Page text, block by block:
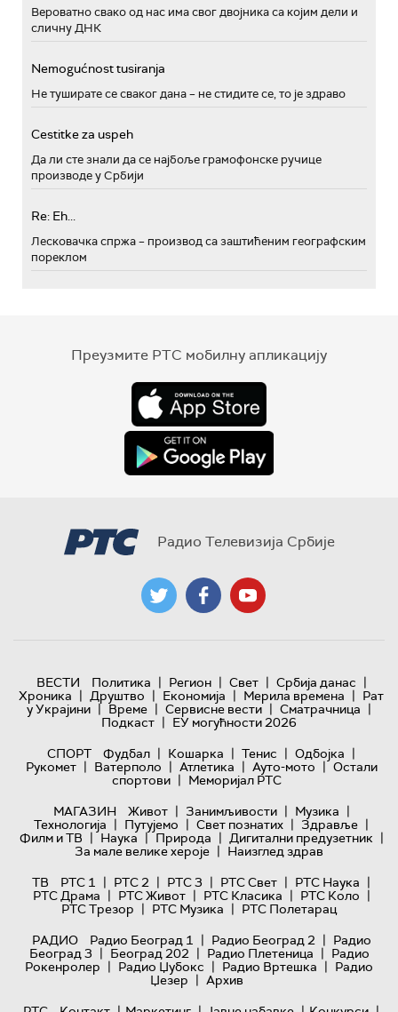
Вероватно свако од нас има свог двојника са којим дели и
сличну ДНК
Nemogućnost tusiranja
Не туширате се сваког дана – не стидите се, то је здраво
Cestitke za uspeh
Да ли сте знали да се најбоље грамофонске ручице
производе у Србији
Re: Eh...
Лесковачка спржа – производ са заштићеним географским
пореклом
Преузмите РТС мобилну апликацију
Радио Телевизија Србије
ВЕСТИ Политика | Регион | Свет | Србија данас |
Хроника | Друштво | Економија | Мерила времена | Рат
у Украјини | Време | Сервисне вести | Сматрачница |
Подкаст | ЕУ могућности 2026
СПОРТ
Фудбал | Кошарка | Тенис | Одбојка |
Рукомет | Ватерполо | Атлетика | Ауто-мото | Остали
спортови | Меморијал РТС
МАГАЗИН
Живот | Занимљивости | Музика |
Технологијa | Путујемо | Свет познатих | Здравље |
Филм и ТВ | Наука | Природа | Дигитални предузетник |
За мале велике хероје | Наизглед здрав
ТВ
РТС 1 | РТС 2 | РТС 3 | РТС Свет | РТС Наука |
РТС Драма | РТС Живот | РТС Класика | РТС Коло |
РТС Трезор | РТС Музика | РТС Полетарац
РАДИО
Радио Београд 1 | Радио Београд 2 | Радио
Београд 3 | Београд 202 | Радио Плетеница | Радио
Рокенролер | Радио Џубокс | Радио Вртешка | Радио
Џезер | Архив